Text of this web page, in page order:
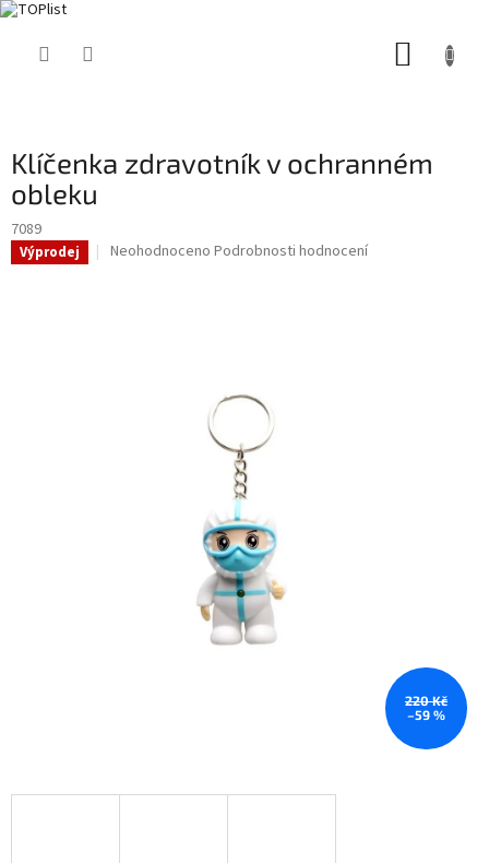
Klíčenka zdravotník v ochranném
obleku
7089
Výprodej
Průměrné
Neohodnoceno Podrobnosti hodnocení
220 Kč
–59 %